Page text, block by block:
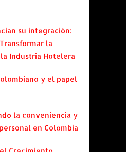
su integración:
la
Industria Hotelera
y el papel
la conveniencia y
en Colombia